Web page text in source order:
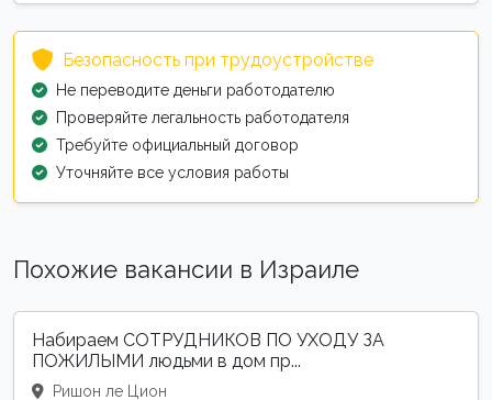
Безопасность при трудоустройстве
Не переводите деньги работодателю
Проверяйте легальность работодателя
Требуйте официальный договор
Уточняйте все условия работы
Похожие вакансии в Израиле
Набираем СОТРУДНИКОВ ПО УХОДУ ЗА
ПОЖИЛЫМИ людьми в дом пр...
Ришон ле Цион